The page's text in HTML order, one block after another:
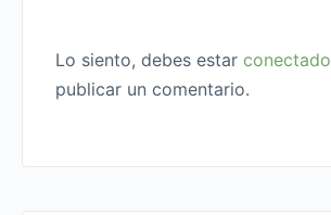
Lo siento, debes estar conectado
publicar un comentario.